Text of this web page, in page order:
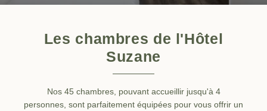
Les chambres de l'Hôtel
Suzane
Nos 45 chambres, pouvant accueillir jusqu'à 4
personnes, sont parfaitement équipées pour vous offrir un